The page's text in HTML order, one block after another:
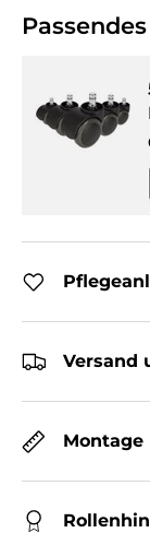
Versand
Montage